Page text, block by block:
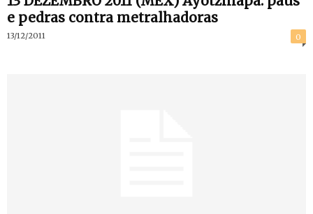
e pedras contra metralhadoras
13/12/2011 0